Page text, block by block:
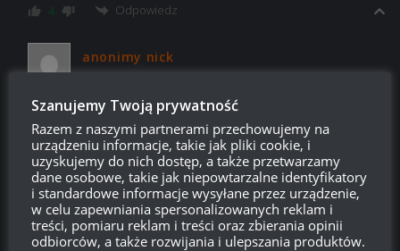
4 Odpowiedz
anonimy nick
poszukaj kogos do grania, graj dla zabawy czolgami które
lubisz, a nie tymi którymi musisz
0 Odpowiedz
Mme
Reply tobiejkowski 17:26, 6 grudnia 2022 17:26
Szanujemy Twoją prywatność
Razem z naszymi partnerami przechowujemy na
urządzeniu informacje, takie jak pliki cookie, i
uzyskujemy do nich dostęp, a także przetwarzamy
dane osobowe, takie jak niepowtarzalne identyfikatory
i standardowe informacje wysyłane przez urządzenie,
w celu zapewniania spersonalizowanych reklam i
treści, pomiaru reklam i treści oraz zbierania opinii
odbiorców, a także rozwijania i ulepszania produktów.